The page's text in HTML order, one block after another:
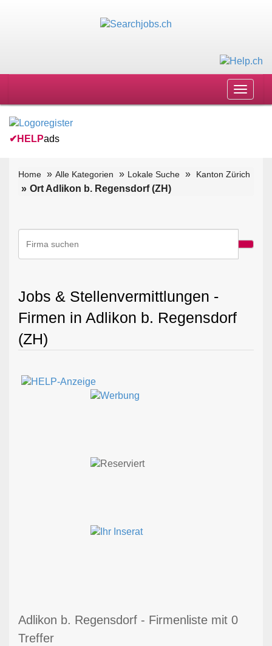
Toggle
✔ HELPads
Home Alle Kategorien Lokale Suche Kanton Zürich
Ort Adlikon b. Regensdorf (ZH)
Jobs & Stellenvermittlungen -
Firmen in Adlikon b. Regensdorf
(ZH)
Adlikon b. Regensdorf - Firmenliste mit 0
Treffer